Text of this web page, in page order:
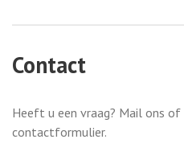
Contact
Heeft u een vraag? Mail ons
contactformulier.